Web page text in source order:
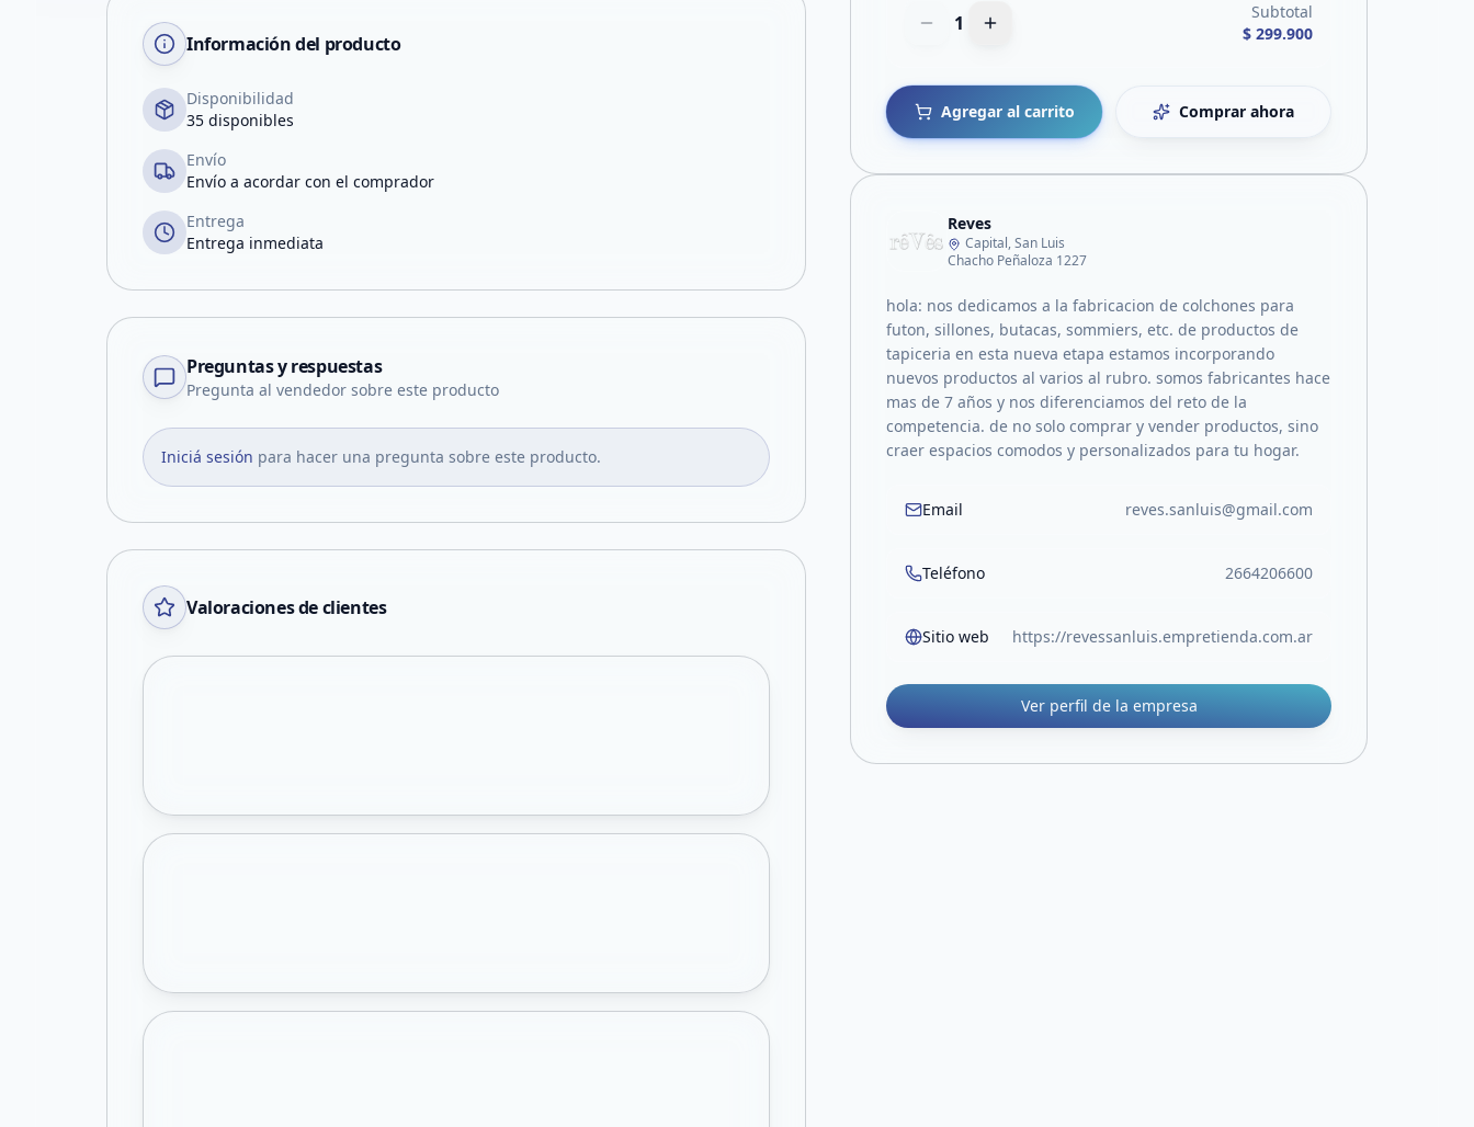
Información del producto
Disponibilidad
35 disponibles
Envío
Envío a acordar con el comprador
Entrega
Entrega inmediata
Preguntas y respuestas
Pregunta al vendedor sobre este producto
Iniciá sesión para hacer una pregunta sobre este producto.
Valoraciones de clientes
1
Subtotal
$ 299.900
Agregar al carrito Comprar ahora
Reves
Capital, San Luis
Chacho Peñaloza 1227
hola: nos dedicamos a la fabricacion de colchones para
futon, sillones, butacas, sommiers, etc. de productos de
tapiceria en esta nueva etapa estamos incorporando
nuevos productos al varios al rubro. somos fabricantes hace
mas de 7 años y nos diferenciamos del reto de la
competencia. de no solo comprar y vender productos, sino
craer espacios comodos y personalizados para tu hogar.
Email reves.sanluis@gmail.com
Teléfono 2664206600
Sitio web https://revessanluis.empretienda.com.ar
Ver perfil de la empresa